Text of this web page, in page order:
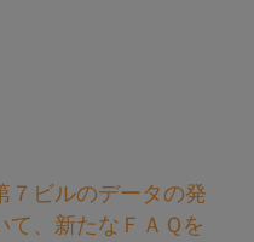
７ビルのデータの発
て、新たなＦＡＱを